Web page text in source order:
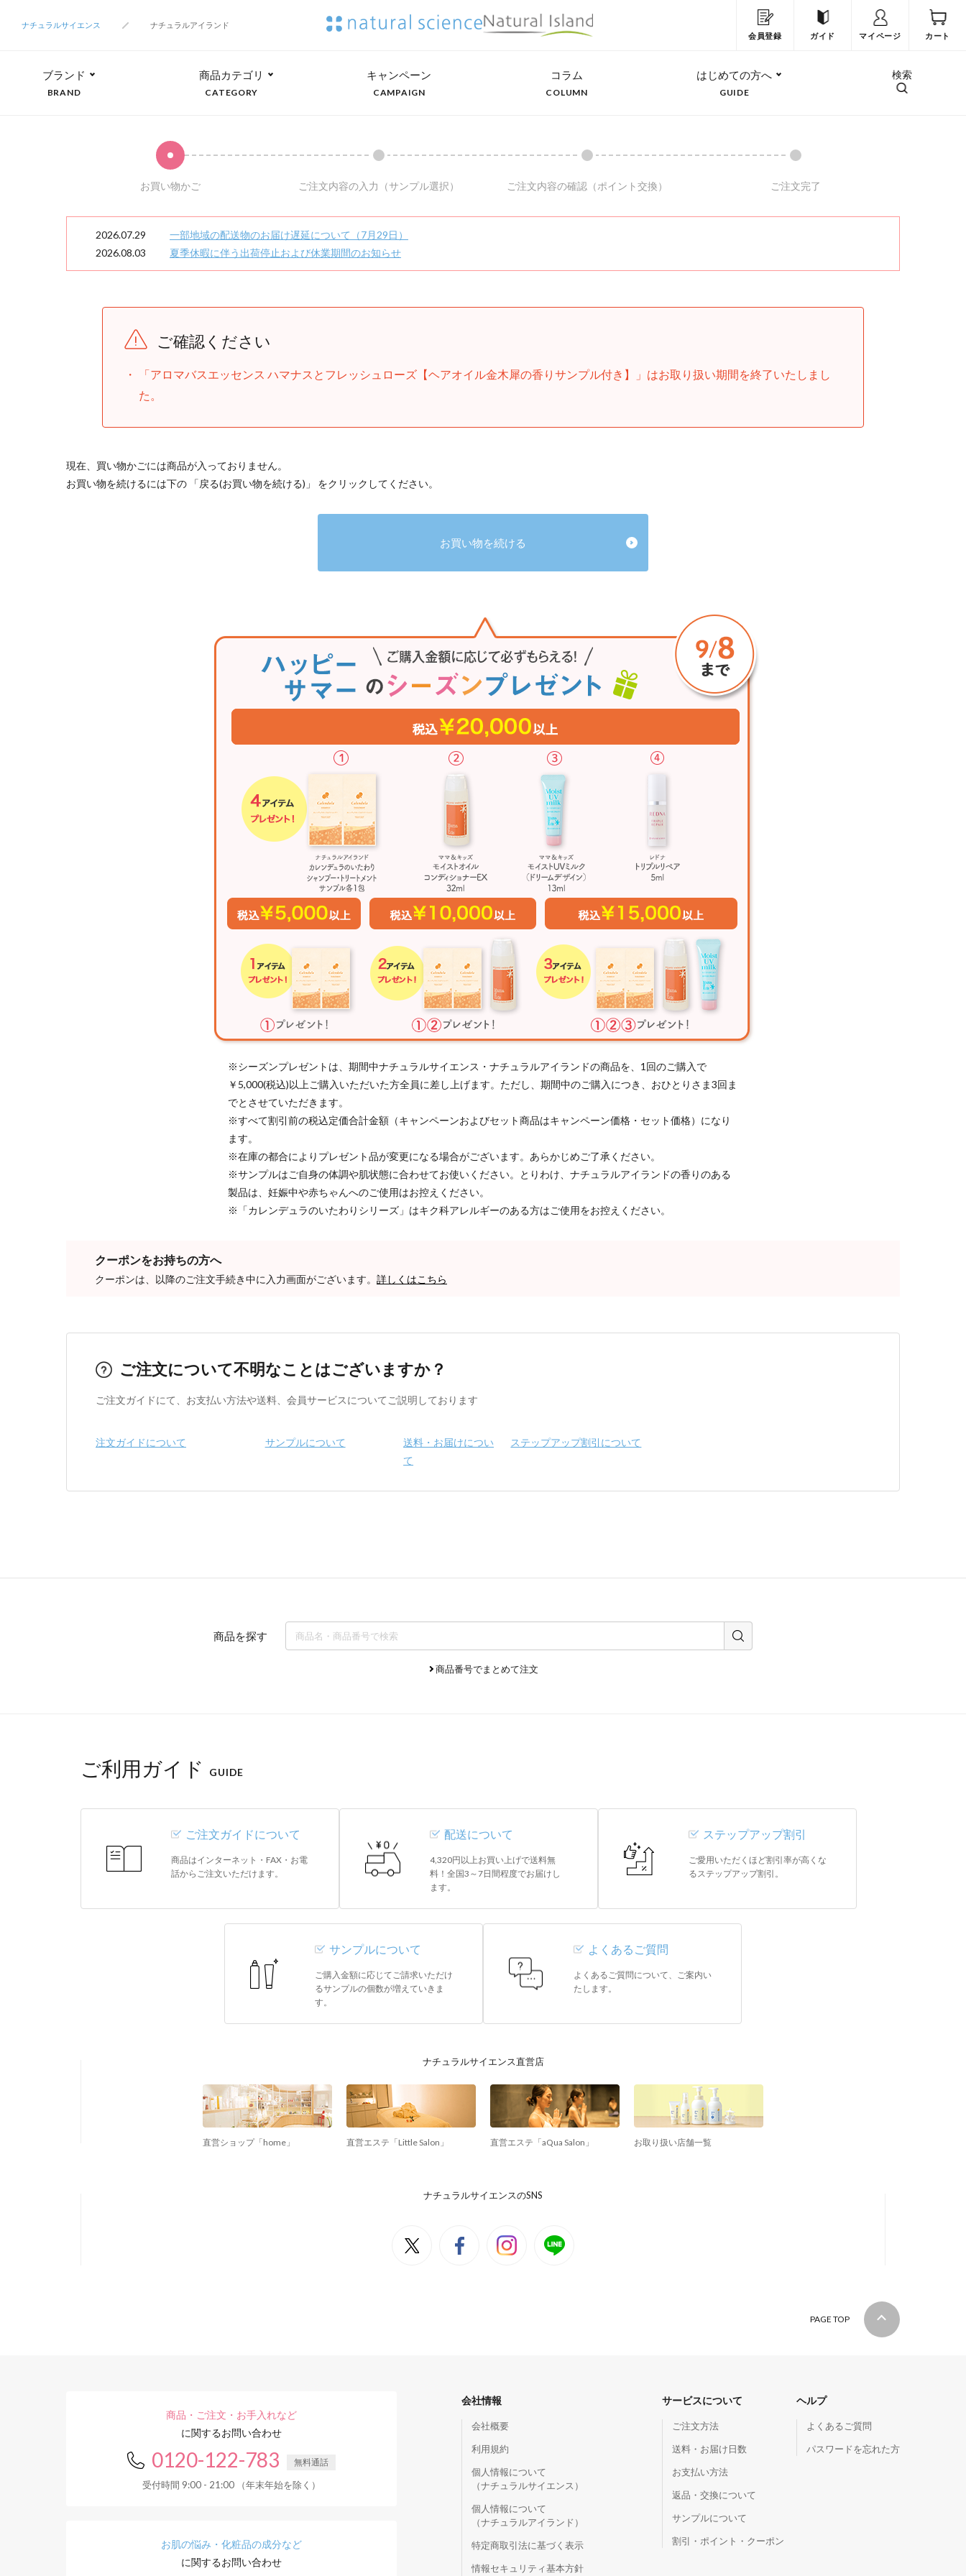
ナチュラルサイエンス
ナチュラルアイランド
会員登録
ガイド マイページ カート
ブランド
BRAND
商品カテゴリ
CATEGORY
キャンペーン
CAMPAIGN
コラム
COLUMN
はじめての方へ
GUIDE
検索
お買い物かご ご注文内容の入力 （サンプル選択） ご注文内容の確認 （ポイント交換） ご注文完了
2026.07.29
一部地域の配送物のお届け遅延について（7月29日）
2026.08.03
夏季休暇に伴う出荷停止および休業期間のお知らせ
ご確認ください
「アロマバスエッセンス ハマナスとフレッシュローズ【ヘアオイル金木犀の香りサンプル付き】」はお取り扱い期間を終了いたしまし
た。
現在、買い物かごには商品が入っておりません。
お買い物を続けるには下の 「戻る(お買い物を続ける)」 をクリックしてください。
お買い物を続ける
※シーズンプレゼントは、期間中ナチュラルサイエンス・ナチュラルアイランドの商品を、1回のご購入で
￥5,000(税込)以上ご購入いただいた方全員に差し上げます。ただし、期間中のご購入につき、おひとりさま3回ま
でとさせていただきます。
※すべて割引前の税込定価合計金額（キャンペーンおよびセット商品はキャンペーン価格・セット価格）になり
ます。
※在庫の都合によりプレゼント品が変更になる場合がございます。あらかじめご了承ください。
※サンプルはご自身の体調や肌状態に合わせてお使いください。とりわけ、ナチュラルアイランドの香りのある
製品は、妊娠中や赤ちゃんへのご使用はお控えください。
※「カレンデュラのいたわりシリーズ」はキク科アレルギーのある方はご使用をお控えください。
クーポンをお持ちの方へ
クーポンは、以降のご注文手続き中に入力画面がございます。 詳しくはこちら
ご注文について不明なことはございますか？
ご注文ガイドにて、お支払い方法や送料、会員サービスについてご説明しております
注文ガイドについて サンプルについて
送料・お届けについ
て
ステップアップ割引について
商品を探す
商品番号でまとめて注文
ご利用ガイド GUIDE
ご注文ガイドについて
商品はインターネット・FAX・お電
話からご注文いただけます。
配送について
4,320円以上お買い上げで送料無
料！全国3～7日間程度でお届けし
ます。
ステップアップ割引
ご愛用いただくほど割引率が高くな
るステップアップ割引。
サンプルについて
ご購入金額に応じてご請求いただけ
るサンプルの個数が増えていきま
す。
よくあるご質問
よくあるご質問について、ご案内い
たします。
ナチュラルサイエンス直営店
直営ショップ「home」 直営エステ「Little Salon」 直営エステ「aQua Salon」 お取り扱い店舗一覧
ナチュラルサイエンスのSNS
PAGE TOP
商品・ご注文・お手入れなど
に関するお問い合わせ
0120-122-783 無料通話
受付時間 9:00 - 21:00 （年末年始を除く）
お肌の悩み・化粧品の成分など
に関するお問い合わせ
会社情報
会社概要
利用規約
個人情報について
（ナチュラルサイエンス）
個人情報について
（ナチュラルアイランド）
特定商取引法に基づく表示
情報セキュリティ基本方針
サービスについて
ご注文方法
送料・お届け日数
お支払い方法
返品・交換について
サンプルについて
割引・ポイント・クーポン
ヘルプ
よくあるご質問
パスワードを忘れた方